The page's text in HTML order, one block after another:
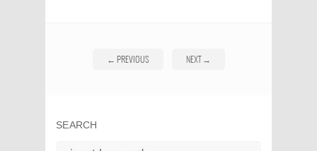
← PREVIOUS NEXT→
SEARCH